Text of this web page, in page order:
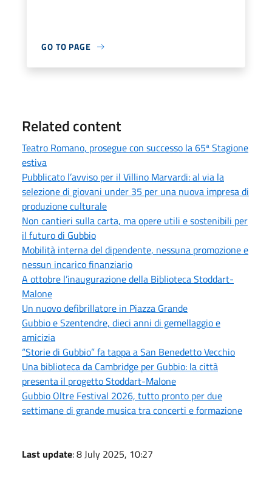
GO TO PAGE
Related content
Teatro Romano, prosegue con successo la 65ª Stagione
estiva
Pubblicato l’avviso per il Villino Marvardi: al via la
selezione di giovani under 35 per una nuova impresa di
produzione culturale
Non cantieri sulla carta, ma opere utili e sostenibili per
il futuro di Gubbio
Mobilità interna del dipendente, nessuna promozione e
nessun incarico finanziario
A ottobre l’inaugurazione della Biblioteca Stoddart-
Malone
Un nuovo defibrillatore in Piazza Grande
Gubbio e Szentendre, dieci anni di gemellaggio e
amicizia
“Storie di Gubbio” fa tappa a San Benedetto Vecchio
Una biblioteca da Cambridge per Gubbio: la città
presenta il progetto Stoddart-Malone
Gubbio Oltre Festival 2026, tutto pronto per due
settimane di grande musica tra concerti e formazione
Last update: 8 July 2025, 10:27